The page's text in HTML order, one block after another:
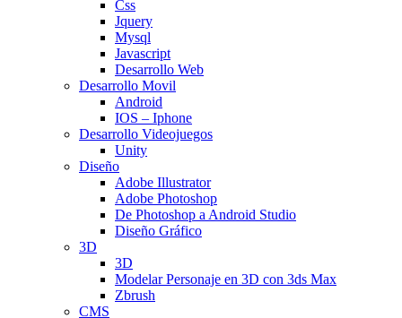
Css
Jquery
Mysql
Javascript
Desarrollo Web
Desarrollo Movil
Android
IOS – Iphone
Desarrollo Videojuegos
Unity
Diseño
Adobe Illustrator
Adobe Photoshop
De Photoshop a Android Studio
Diseño Gráfico
3D
3D
Modelar Personaje en 3D con 3ds Max
Zbrush
CMS